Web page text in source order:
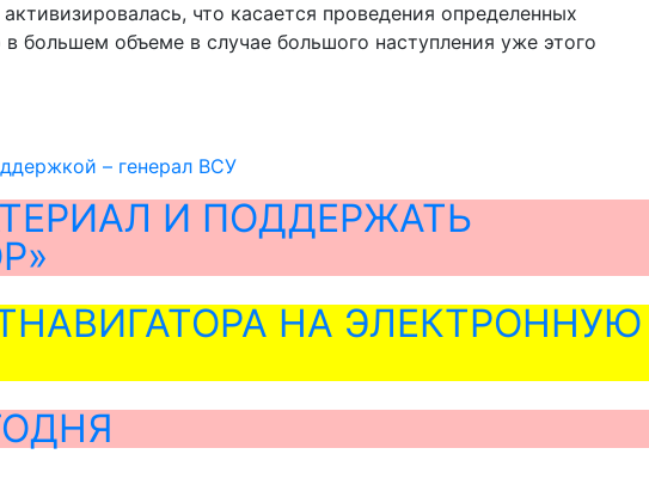
что касается проведения определенных
большем объеме в случае большого наступления уже этого
– генерал ВСУ
И ПОДДЕРЖАТЬ
НА ЭЛЕКТРОННУЮ